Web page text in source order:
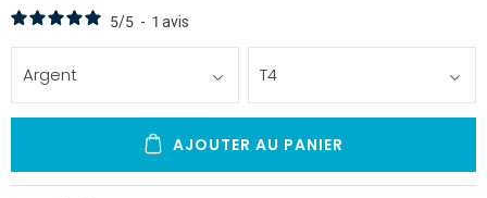
5/5 - 1 avis
Argent T4
AJOUTER AU PANIER